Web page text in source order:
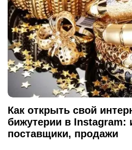
Как открыть свой
бижутерии в Instagram:
поставщики, продажи